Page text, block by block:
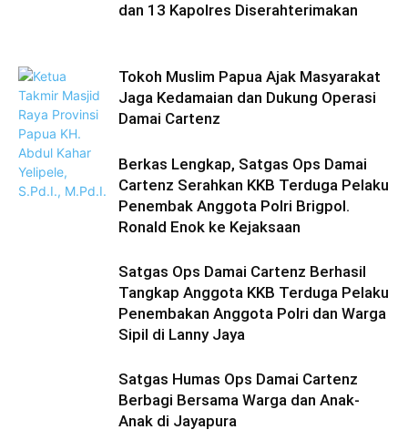
dan 13 Kapolres Diserahterimakan
Tokoh Muslim Papua Ajak Masyarakat
Jaga Kedamaian dan Dukung Operasi
Damai Cartenz
Berkas Lengkap, Satgas Ops Damai
Cartenz Serahkan KKB Terduga Pelaku
Penembak Anggota Polri Brigpol.
Ronald Enok ke Kejaksaan
Satgas Ops Damai Cartenz Berhasil
Tangkap Anggota KKB Terduga Pelaku
Penembakan Anggota Polri dan Warga
Sipil di Lanny Jaya
Satgas Humas Ops Damai Cartenz
Berbagi Bersama Warga dan Anak-
Anak di Jayapura